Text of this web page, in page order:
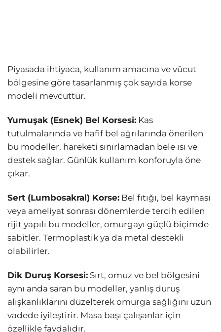
Piyasada ihtiyaca, kullanım amacına ve vücut
bölgesine göre tasarlanmış çok sayıda korse
modeli mevcuttur.
Yumuşak (Esnek) Bel Korsesi: Kas
tutulmalarında ve hafif bel ağrılarında önerilen
bu modeller, hareketi sınırlamadan bele ısı ve
destek sağlar. Günlük kullanım konforuyla öne
çıkar.
Sert (Lumbosakral) Korse: Bel fıtığı, bel kayması
veya ameliyat sonrası dönemlerde tercih edilen
rijit yapılı bu modeller, omurgayı güçlü biçimde
sabitler. Termoplastik ya da metal destekli
olabilirler.
Dik Duruş Korsesi: Sırt, omuz ve bel bölgesini
aynı anda saran bu modeller, yanlış duruş
alışkanlıklarını düzelterek omurga sağlığını uzun
vadede iyileştirir. Masa başı çalışanlar için
özellikle faydalıdır.